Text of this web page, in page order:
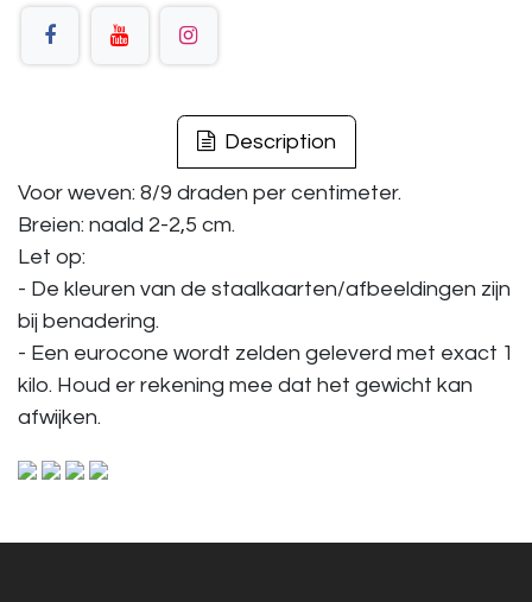
Description
Voor weven: 8/9 draden per centimeter.
Breien: naald 2-2,5 cm.
Let op:
- De kleuren van de staalkaarten/afbeeldingen zijn
bij benadering.
- Een eurocone wordt zelden geleverd met exact 1
kilo. Houd er rekening mee dat het gewicht kan
afwijken.